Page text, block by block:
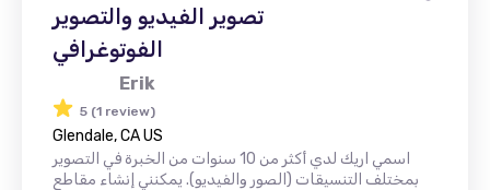
تصوير الفيديو والتصوير
الفوتوغرافي
Erik
5 (1 review)
Glendale, CA US
اسمي اريك لدي أكثر من 10 سنوات من الخبرة في التصوير
بمختلف التنسيقات (الصور والفيديو). يمكنني إنشاء مقاطع